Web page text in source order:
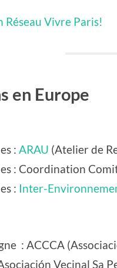
Réseau Vivre Paris!
en Europe
: ARAU (Atelier de
: Coordination
: Inter-
: ACCCA
Vecinal Sa